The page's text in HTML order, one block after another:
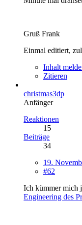
Gruß Frank
Einmal editiert,
Inhalt
Zitieren
christmas3dp
Anfänger
Reaktionen
15
Beiträge
34
19.
#62
Ich kümmer mich
Engineering des